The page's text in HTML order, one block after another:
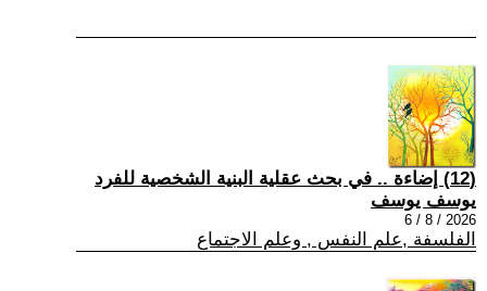
(12) إضاءة .. في بحث عقلية البنية الشخصية للفرد
يوسف يوسف
2026 / 8 / 6
الفلسفة ,علم النفس , وعلم الاجتماع